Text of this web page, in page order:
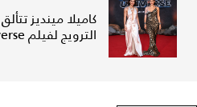
كاميلا مينديز
الترويج لفيلم Masters of the Universe